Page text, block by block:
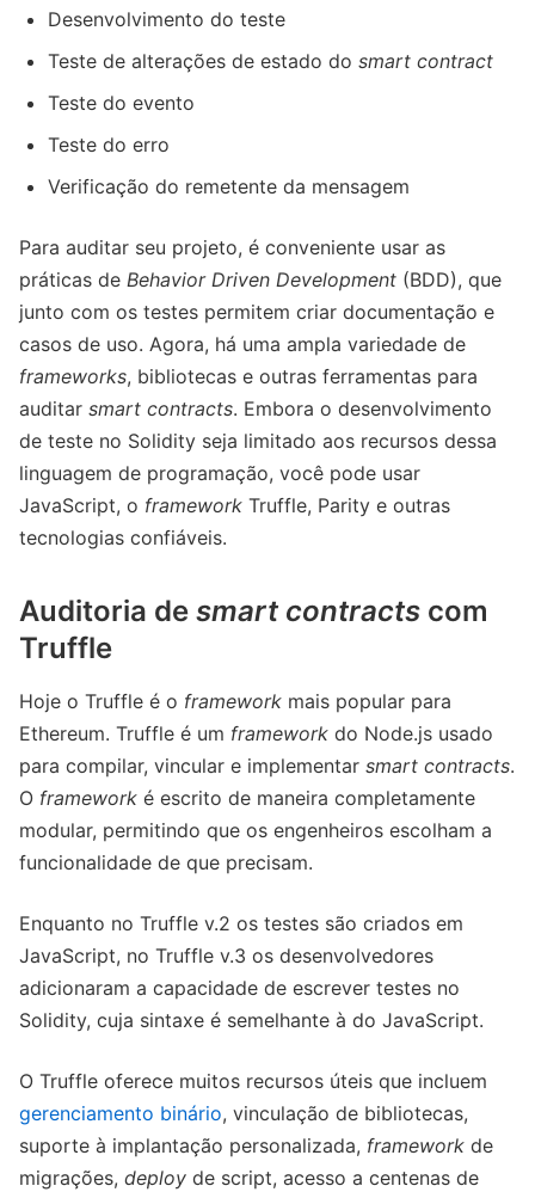
Desenvolvimento do teste
Teste de alterações de estado do smart contract
Teste do evento
Teste do erro
Verificação do remetente da mensagem
Para auditar seu projeto, é conveniente usar as
práticas de Behavior Driven Development (BDD), que
junto com os testes permitem criar documentação e
casos de uso. Agora, há uma ampla variedade de
frameworks, bibliotecas e outras ferramentas para
auditar smart contracts. Embora o desenvolvimento
de teste no Solidity seja limitado aos recursos dessa
linguagem de programação, você pode usar
JavaScript, o framework Truffle, Parity e outras
tecnologias confiáveis.
Auditoria de smart contracts com
Truffle
Hoje o Truffle é o framework mais popular para
Ethereum. Truffle é um framework do Node.js usado
para compilar, vincular e implementar smart contracts.
O framework é escrito de maneira completamente
modular, permitindo que os engenheiros escolham a
funcionalidade de que precisam.
Enquanto no Truffle v.2 os testes são criados em
JavaScript, no Truffle v.3 os desenvolvedores
adicionaram a capacidade de escrever testes no
Solidity, cuja sintaxe é semelhante à do JavaScript.
O Truffle oferece muitos recursos úteis que incluem
gerenciamento binário, vinculação de bibliotecas,
suporte à implantação personalizada, framework de
migrações, deploy de script, acesso a centenas de